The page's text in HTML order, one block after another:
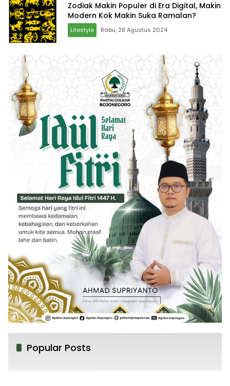
Zodiak Makin Populer di Era Digital, Makin
Modern Kok Makin Suka Ramalan?
Lifestyle Rabu, 28 Agustus 2024
Popular Posts